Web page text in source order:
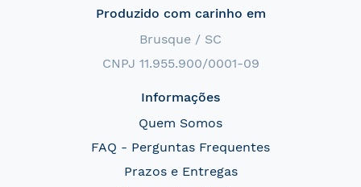
Produzido com carinho em
Brusque / SC
CNPJ 11.955.900/0001-09
Informações
Quem Somos
FAQ - Perguntas Frequentes
Prazos e Entregas